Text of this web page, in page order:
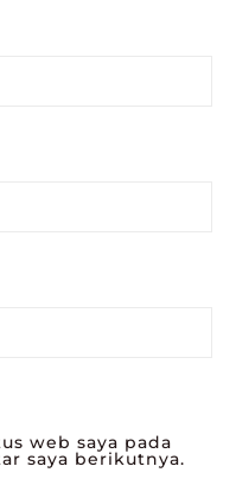
web saya pada
saya berikutnya.